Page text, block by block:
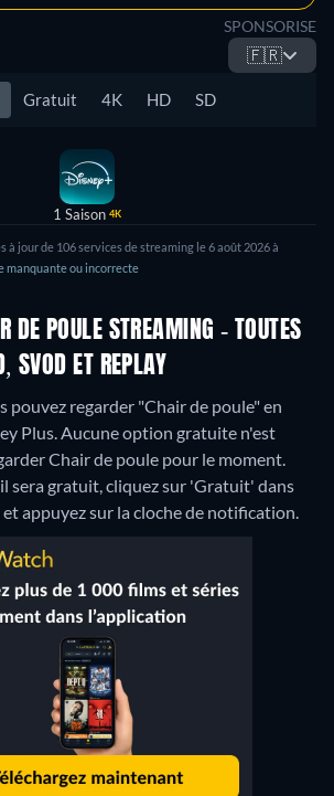
SPONSORISE
🇫🇷
Gratuit 4K HD SD
1 Saison 4K
à jour de 106 services de streaming le 6 août 2026 à
manquante ou incorrecte
DE POULE STREAMING - TOUTES
SVOD ET REPLAY
pouvez regarder "Chair de poule" en
Plus. Aucune option gratuite n'est
Chair de poule pour le moment.
sera gratuit, cliquez sur 'Gratuit' dans
appuyez sur la cloche de notification.